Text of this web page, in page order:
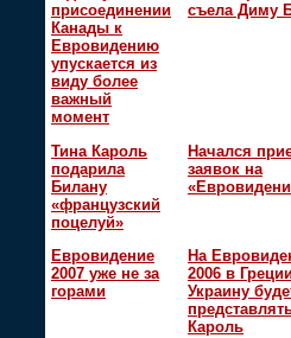
присоединении
Канады к
Евровидению
упускается из
виду более
важный
момент
съела Диму
Тина Кароль
подарила
Билану
«французский
поцелуй»
Начался
заявок на
Евровидение
2007 уже не за
горами
На
2006 в
Украину
Кароль